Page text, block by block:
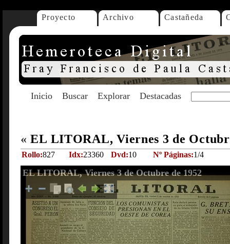
Proyecto Archivo Castañeda
Inicio Buscar Explorar Destacadas
« EL LITORAL, Viernes 3 de
Rollo:827 Idx:23360 Dvd:10 Nº Páginas:1/4
EL LITORAL, Viernes 3 de Octubre de 1952